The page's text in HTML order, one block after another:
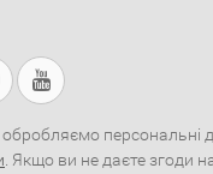
персональні
. Якщо ви не даєте згоди